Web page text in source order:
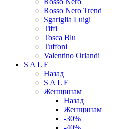
Rosso Nero
Rosso Nero Trend
Sgariglia Luigi
Tiffi
Tosca Blu
Tuffoni
Valentino Orlandi
S A L E
Назад
S A L E
Женщинам
Назад
Женщинам
-30%
-40%